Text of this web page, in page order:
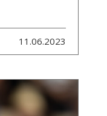
11.06.2023